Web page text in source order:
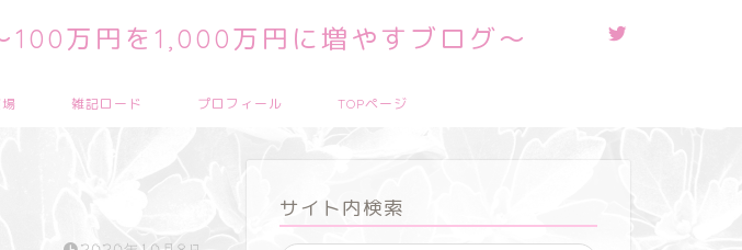
万円を1,000万円に増やすブログ～
雑記ロード プロフィール TOPページ
サイト内検索